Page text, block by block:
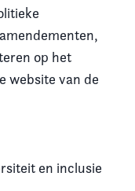
op het
website van de
en inclusie